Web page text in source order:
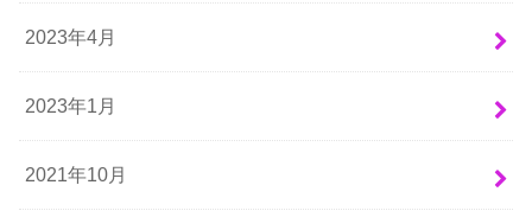
2023年4月
2023年1月
2021年10月